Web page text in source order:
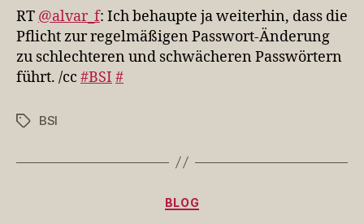
Ich
behaupte
ja
weiterhin,
RT @alvar_f: Ich behaupte ja weiterhin, dass die
Pflicht zur regelmäßigen Passwort-Änderung
zu schlechteren und schwächeren Passwörtern
führt. /cc #BSI #
Schlagwörter
BSI
Kategorien
BLOG